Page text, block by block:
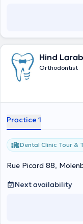
goal is to help you
and improves your
Hind
Orthodontist
Practice 1
Dental Clinic Tour &
Rue Picard 88,
Next availability